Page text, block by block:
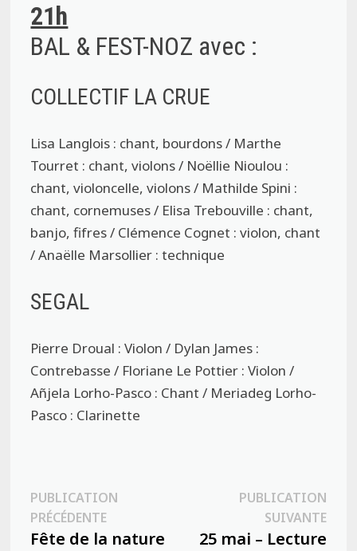
21h
BAL & FEST-NOZ avec :
COLLECTIF LA CRUE
Lisa Langlois : chant, bourdons / Marthe
Tourret : chant, violons / Noëllie Nioulou :
chant, violoncelle, violons / Mathilde Spini :
chant, cornemuses / Elisa Trebouville : chant,
banjo, fifres / Clémence Cognet : violon, chant
/ Anaëlle Marsollier : technique
SEGAL
Pierre Droual : Violon / Dylan James :
Contrebasse / Floriane Le Pottier : Violon /
Añjela Lorho-Pasco : Chant / Meriadeg Lorho-
Pasco : Clarinette
Navigation
de
PUBLICATION
PRÉCÉDENTEPublication
précédente :
Fête de la nature
PUBLICATION
SUIVANTE
25 mai – Lecture